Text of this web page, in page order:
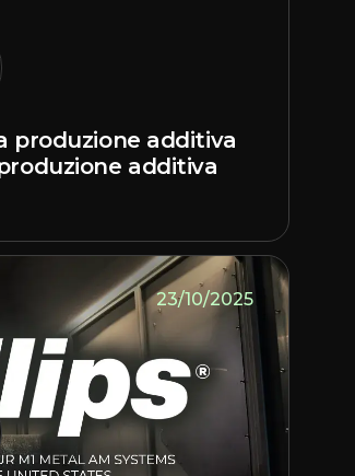
produzione additiva
additiva
23/10/2025